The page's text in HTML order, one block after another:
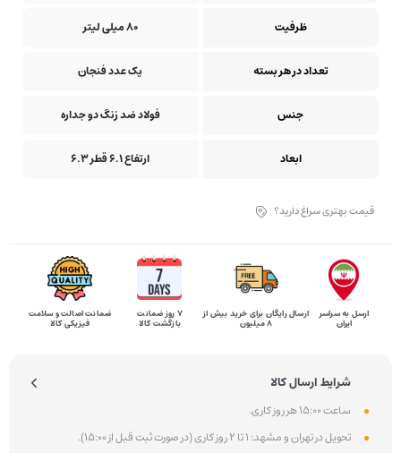
ظرفیت 80 میلی لیتر
تعداد در هر بسته یک عدد فنجان
جنس فولاد ضد زنگ دو جداره
ابعاد ارتفاع 6.1 قطر 6.3
قیمت بهتری سراغ دارید؟
ارسل به سراسر
ایران
ارسال رایگان برای خرید بیش از
8 میلیون
۷ روز ضمانت
بازگشت کالا
ضمانت اصالت و سلامت
فیزیکی کالا
شرایط ارسال کالا
ساعت 15:00 هر روز کاری.
تحویل در تهران و مشهد: 1 تا 2 روز کاری (در صورت ثبت قبل از 15:00).